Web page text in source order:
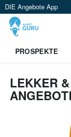
DIE Angebote App
PROSPEKTE
LEKKER